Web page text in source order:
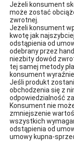
Jeżeli konsument
może zostać
zwrotnej.
Jeżeli konsument
kwotę jak
odstąpienia od
odebrany przez
niezbity dowód
tej samej metody
konsument
Jeśli produkt
obchodzenia się z
odpowiedzialność
Konsument nie
zmniejszenie
wszystkich
odstąpienia od
umowy kupna-